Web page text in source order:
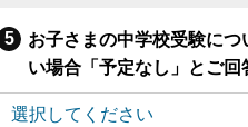
お子さまの中学校受験に
い場合「予定なし」とご回